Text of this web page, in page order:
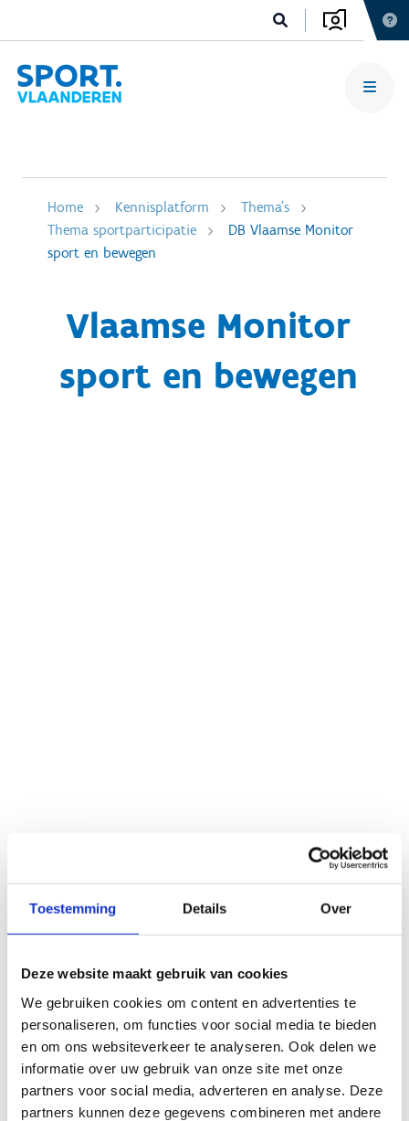
Toestemming Details Over
Deze website maakt gebruik van cookies
We gebruiken cookies om content en advertenties te
personaliseren, om functies voor social media te bieden
en om ons websiteverkeer te analyseren. Ook delen we
informatie over uw gebruik van onze site met onze
partners voor social media, adverteren en analyse. Deze
partners kunnen deze gegevens combineren met andere
Home Kennisplatform
Thema's
Thema sportparticipatie
DB Vlaamse Monitor
sport en bewegen
Vlaamse Monitor
sport en bewegen